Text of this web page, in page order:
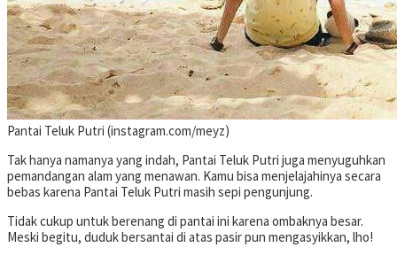
Pantai Teluk Putri (instagram.com/meyz)
Tak hanya namanya yang indah, Pantai Teluk Putri juga menyuguhkan
pemandangan alam yang menawan. Kamu bisa menjelajahinya secara
bebas karena Pantai Teluk Putri masih sepi pengunjung.
Tidak cukup untuk berenang di pantai ini karena ombaknya besar.
Meski begitu, duduk bersantai di atas pasir pun mengasyikkan, lho!